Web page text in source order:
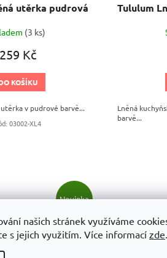
našich stránek využíváme
s jejich využitím. Více informací zde.
utěrka pudrová
(3 ks)
259 Kč
KOŠÍKU
v pudrové barvě...
03002-XL4
Lněná
barvě...
Novinka
Skladem